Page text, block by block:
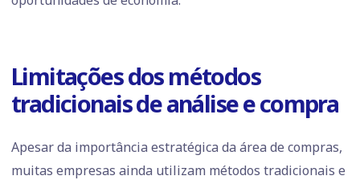
Limitações dos métodos
tradicionais de análise e compra
Apesar da importância estratégica da área de compras,
muitas empresas ainda utilizam métodos tradicionais e